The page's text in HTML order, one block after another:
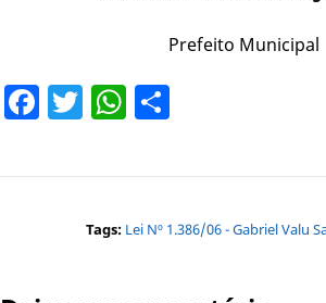
Prefeito Municipal
Facebook
TwitterWhatsApp
Tags: Lei Nº 1.386/06 - Gabriel Valu